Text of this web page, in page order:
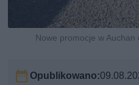
Nowe promocje w
Opublikowano: